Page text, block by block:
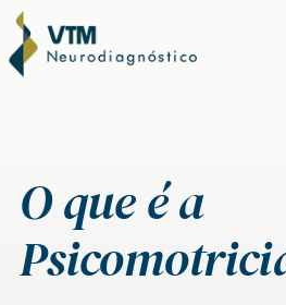
O que é a